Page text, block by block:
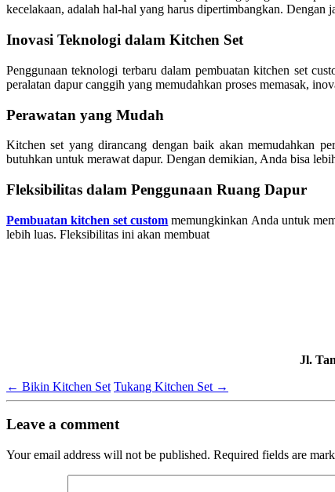
kecelakaan, adalah hal-hal yang harus dipertimbangkan. Dengan
Inovasi Teknologi dalam Kitchen Set
Penggunaan teknologi terbaru dalam pembuatan kitchen set
peralatan dapur canggih yang memudahkan proses memasak,
Perawatan yang Mudah
Kitchen set yang dirancang dengan baik akan memudahkan
butuhkan untuk merawat dapur. Dengan demikian, Anda bisa
Fleksibilitas dalam Penggunaan Ruang Dapur
Pembuatan kitchen set custom memungkinkan Anda untuk
lebih luas. Fleksibilitas ini akan membuat
Jl.
← Bikin Kitchen Set Tukang Kitchen Set →
Leave a comment
Your email address will not be published. Required fields are